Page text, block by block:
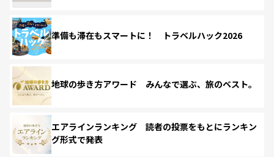
準備も滞在もスマートに！ トラベルハック2026
地球の歩き方アワード みんなで選ぶ、旅のベスト。
エアラインランキング 読者の投票をもとにランキン
グ形式で発表